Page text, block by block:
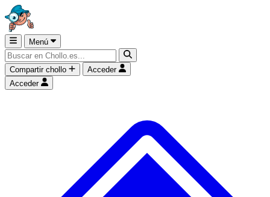
Menú
Compartir chollo
Acceder
Acceder